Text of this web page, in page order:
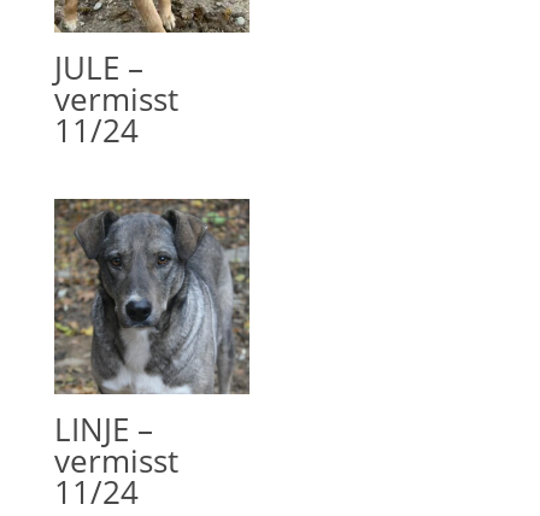
JULE –
vermisst
11/24
LINJE –
vermisst
11/24